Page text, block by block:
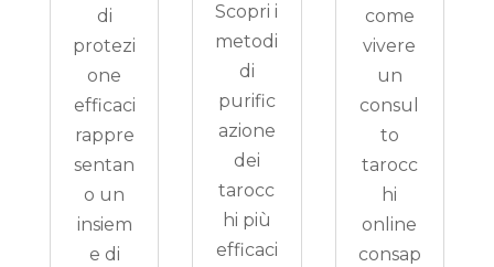
di
protezi
one
efficaci
rappre
sentan
o un
insiem
e di
Scopri i
metodi
di
purific
azione
dei
tarocc
hi più
efficaci
come
vivere
un
consul
to
tarocc
hi
online
consap